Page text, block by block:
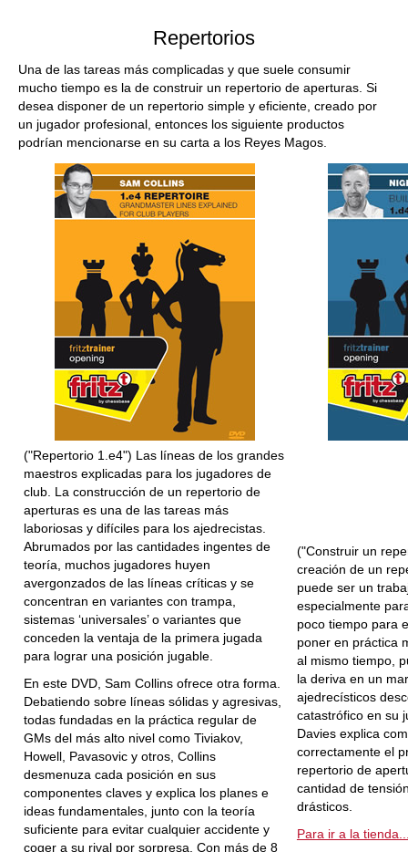
Repertorios
Una de las tareas más complicadas y que suele consumir
mucho tiempo es la de construir un repertorio de aperturas. Si
desea disponer de un repertorio simple y eficiente, creado por
un jugador profesional, entonces los siguiente productos
podrían mencionarse en su carta a los Reyes Magos.
("Repertorio 1.e4") Las líneas de los grandes
maestros explicadas para los jugadores de
club. La construcción de un repertorio de
aperturas es una de las tareas más
laboriosas y difíciles para los ajedrecistas.
Abrumados por las cantidades ingentes de
teoría, muchos jugadores huyen
avergonzados de las líneas críticas y se
concentran en variantes con trampa,
sistemas ‘universales’ o variantes que
conceden la ventaja de la primera jugada
para lograr una posición jugable.
En este DVD, Sam Collins ofrece otra forma.
Debatiendo sobre líneas sólidas y agresivas,
todas fundadas en la práctica regular de
GMs del más alto nivel como Tiviakov,
Howell, Pavasovic y otros, Collins
desmenuza cada posición en sus
componentes claves y explica los planes e
ideas fundamentales, junto con la teoría
suficiente para evitar cualquier accidente y
coger a su rival por sorpresa. Con más de 8
("Construir un
creación de un
puede ser un
especialmente
poco tiempo para
poner en práctica
al mismo tiempo,
la deriva en un
ajedrecísticos
catastrófico en su
Davies explica
correctamente el
repertorio de
cantidad de
drásticos.
Para ir a la